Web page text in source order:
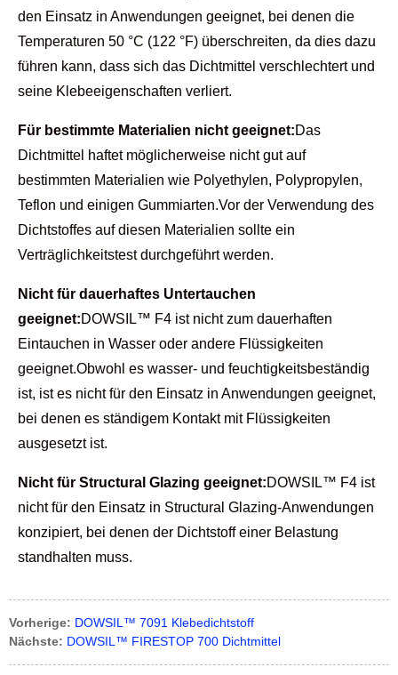
den Einsatz in Anwendungen geeignet, bei denen die
Temperaturen 50 °C (122 °F) überschreiten, da dies dazu
führen kann, dass sich das Dichtmittel verschlechtert und
seine Klebeeigenschaften verliert.
Für bestimmte Materialien nicht geeignet:Das
Dichtmittel haftet möglicherweise nicht gut auf
bestimmten Materialien wie Polyethylen, Polypropylen,
Teflon und einigen Gummiarten.Vor der Verwendung des
Dichtstoffes auf diesen Materialien sollte ein
Verträglichkeitstest durchgeführt werden.
Nicht für dauerhaftes Untertauchen
geeignet:DOWSIL™ F4 ist nicht zum dauerhaften
Eintauchen in Wasser oder andere Flüssigkeiten
geeignet.Obwohl es wasser- und feuchtigkeitsbeständig
ist, ist es nicht für den Einsatz in Anwendungen geeignet,
bei denen es ständigem Kontakt mit Flüssigkeiten
ausgesetzt ist.
Nicht für Structural Glazing geeignet:DOWSIL™ F4 ist
nicht für den Einsatz in Structural Glazing-Anwendungen
konzipiert, bei denen der Dichtstoff einer Belastung
standhalten muss.
Vorherige: DOWSIL™ 7091 Klebedichtstoff
Nächste: DOWSIL™ FIRESTOP 700 Dichtmittel